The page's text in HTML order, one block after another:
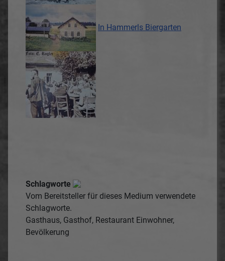
In Hammerls Biergarten
Schlagworte
Vom Bereitsteller für dieses Medium verwendete
Schlagworte.
Gasthaus, Gasthof, Restaurant Einwohner,
Bevölkerung